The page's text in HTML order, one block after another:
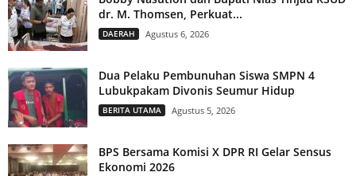
dr. M. Thomsen, Perkuat...
DAERAH Agustus 6, 2026
Dua Pelaku Pembunuhan Siswa SMPN 4
Lubukpakam Divonis Seumur Hidup
BERITA UTAMA Agustus 5, 2026
BPS Bersama Komisi X DPR RI Gelar Sensus
Ekonomi 2026